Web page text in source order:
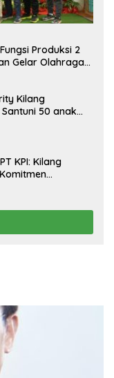
Produksi 2
Gelar Olahraga
Kilang
50 anak
KPI: Kilang